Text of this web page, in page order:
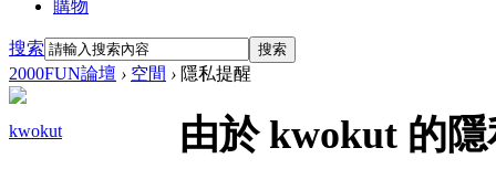
購物
搜索 搜索
2000FUN論壇 › 空間 › 隱私提醒
kwokut 由於 kwokut 的